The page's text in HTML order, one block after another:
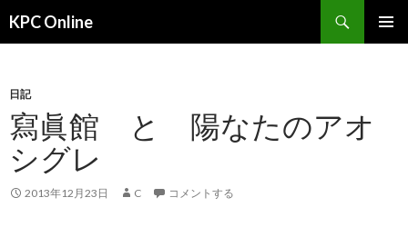
KPC Online
索
ン
ツ
へ
ス
キ
ッ
日記
寫眞館 と 陽なたのアオ
シグレ
2013年12月23日 C コメントする